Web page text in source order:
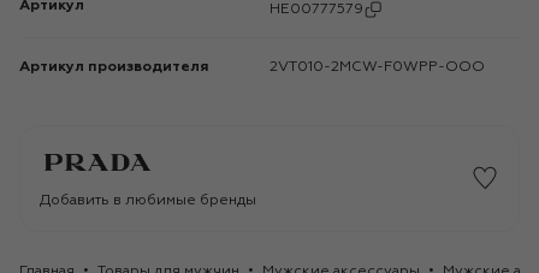
Артикул HE00777579
Артикул производителя 2VT010-2MCW-F0WPP-OOO
Добавить в любимые бренды